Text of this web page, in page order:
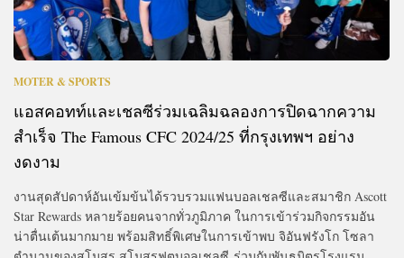
MOTER & SPORTS
แอสคอทท์และเชลซีร่วมเฉลิมฉลองการปิดฉากความ
สำเร็จ The Famous CFC 2024/25 ที่กรุงเทพฯ อย่าง
งดงาม
งานสุดสัปดาห์อันเข้มข้นได้รวบรวมแฟนบอลเชลซีและสมาชิก Ascott
Star Rewards หลายร้อยคนจากทั่วภูมิภาค ในการเข้าร่วมกิจกรรมอัน
น่าตื่นเต้นมากมาย พร้อมสิทธิ์พิเศษในการเข้าพบ จิอันฟรังโก โซลา